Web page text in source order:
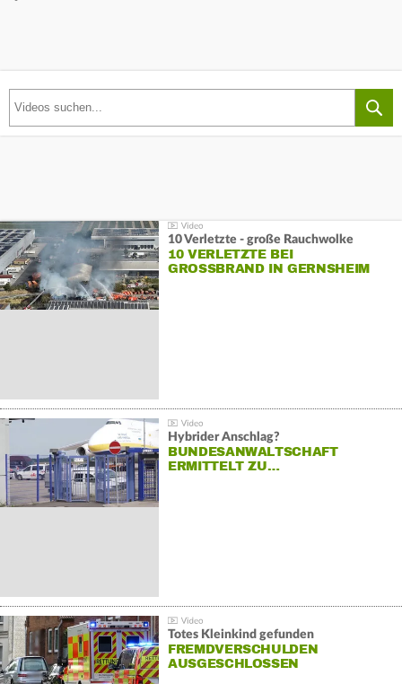
10 Verletzte - große Rauchwolke
10 VERLETZTE BEI
GROSSBRAND IN GERNSHEIM
Hybrider Anschlag?
BUNDESANWALTSCHAFT
ERMITTELT ZU…
Totes Kleinkind gefunden
FREMDVERSCHULDEN
AUSGESCHLOSSEN